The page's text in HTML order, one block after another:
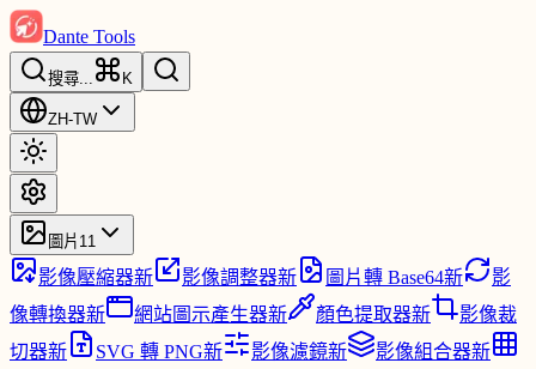
Dante Tools
搜尋... K
ZH-TW
圖片 11
影像壓縮器新 影像調整器新 圖片轉 Base64新
影
像轉換器新 網站圖示產生器新 顏色提取器新
影像裁
切器新 SVG 轉 PNG新 影像濾鏡新 影像組合器新